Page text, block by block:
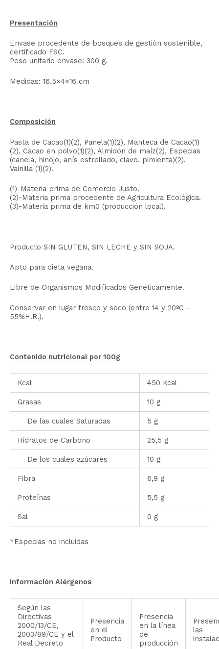
Presentación
Envase procedente de bosques de gestión sostenible,
certificado FSC.
Peso unitario envase: 300 g.
Medidas: 16.5×4×16 cm
Composición
Pasta de Cacao(1)(2), Panela(1)(2), Manteca de Cacao(1)
(2), Cacao en polvo(1)(2), Almidón de maíz(2), Especias
(canela, hinojo, anís estrellado, clavo, pimienta)(2),
Vainilla (1)(2).
(1)-Materia prima de Comercio Justo.
(2)-Materia prima procedente de Agricultura Ecológica.
(3)-Materia prima de km0 (producción local).
Producto SIN GLUTEN, SIN LECHE y SIN SOJA.
Apto para dieta vegana.
Libre de Organismos Modificados Genéticamente.
Conservar en lugar fresco y seco (entre 14 y 20ºC –
55%H.R.).
Contenido nutricional por 100g
Kcal 450 Kcal
Grasas 10 g
De las cuales Saturadas 5 g
Hidratos de Carbono 25,5 g
De los cuales azúcares 10 g
Fibra 6,9 g
Proteínas 5,5 g
Sal 0 g
*Especias no incluidas
Información Alérgenos
Según las
Directivas
2000/13/CE,
2003/89/CE y el
Real Decreto
Presencia
en el
Producto
Presencia
en la línea
de
producción
las